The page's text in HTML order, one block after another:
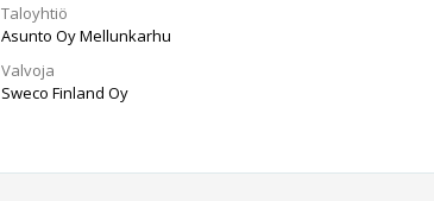
Taloyhtiö
Asunto Oy Mellunkarhu
Valvoja
Sweco Finland Oy